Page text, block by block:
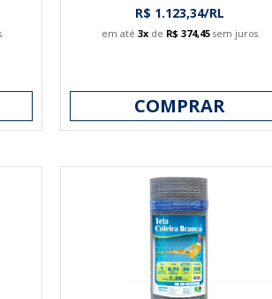
R$ 1.123,34/RL
em até 3xde R$ 374,45sem juros
COMPRAR